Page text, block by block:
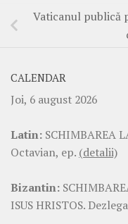
Vaticanul publică
CALENDAR
Joi, 6 august 2026
Latin: SCHIMBAREA
Octavian, ep. (detalii)
Bizantin:
ISUS HRISTOS.